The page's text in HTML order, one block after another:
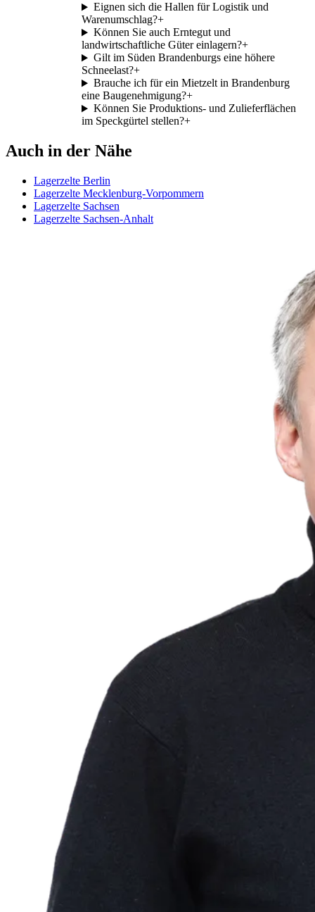
Eignen sich die Hallen für Logistik und
Warenumschlag?+
Können Sie auch Erntegut und
landwirtschaftliche Güter einlagern?+
Gilt im Süden Brandenburgs eine höhere
Schneelast?+
Brauche ich für ein Mietzelt in Brandenburg
eine Baugenehmigung?+
Können Sie Produktions- und Zulieferflächen
im Speckgürtel stellen?+
Auch in der Nähe
Lagerzelte Berlin
Lagerzelte Mecklenburg-Vorpommern
Lagerzelte Sachsen
Lagerzelte Sachsen-Anhalt